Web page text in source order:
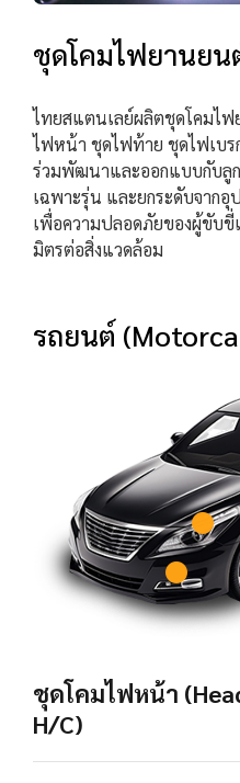
ชุดโคมไฟยานยน
ไทยสแตนเลย์ผลิตชุดโคมไ
ไฟหน้า ชุดไฟท้าย ชุดไฟเบ
ร่วมพัฒนาและออกแบบกับลู
เฉพาะรุ่น และยกระดับจาก
เพื่อความปลอดภัยของผู้ขับ
มิตรต่อสิ่งแวดล้อม
รถยนต์
ชุดโคมไฟหน้า
H/C)